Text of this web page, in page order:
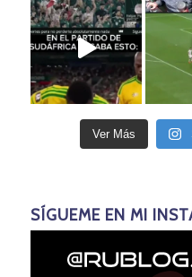
Ver Más
SÍGUEME EN MI